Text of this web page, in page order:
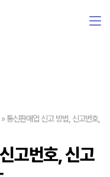
» 통신판매업 신고 방법, 신고번호,
고번호, 신고